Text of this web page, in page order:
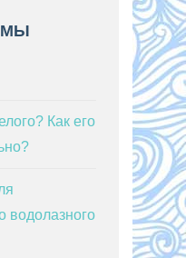
Как его
водолазного